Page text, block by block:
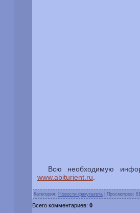
Всю необходимую
www.abiturient.ru
Категория: Новости факультета | Просмотров:
Всего комментариев: 0